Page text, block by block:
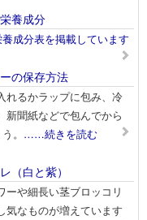
養成分
成分表を掲載しています
の保存方法
れるかラップに包み、冷
新聞紙などで包んでから
。 ……続きを読む
白と紫）
ーや細長い茎ブロッコリ
気なものが増えています